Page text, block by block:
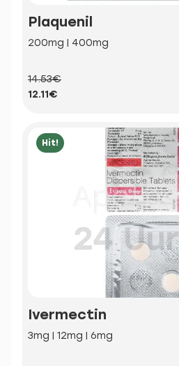
Plaquenil
200mg | 400mg
14.53€
12.11€
Hit!
Ivermectin
3mg | 12mg | 6mg